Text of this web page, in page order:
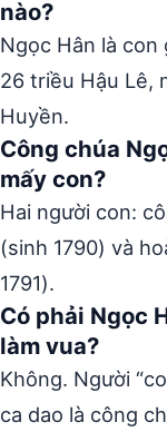
nào?
Ngọc Hân là
26 triều Hậu Lê,
Huyền.
Công chúa
mấy con?
Hai người con:
(sinh 1790) và
1791).
Có phải Ngọc
làm vua?
Không. Người
ca dao là công